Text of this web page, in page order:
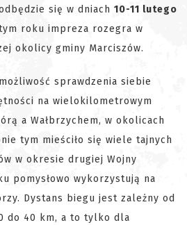
się w dniach 10-11 lutego
roku impreza rozegra w
okolicy gminy Marciszów.
sprawdzenia siebie
na wielokilometrowym
a Wałbrzychem, w okolicach
tym mieściło się wiele tajnych
w okresie drugiej Wojny
pomysłowo wykorzystują na
Dystans biegu jest zależny od
do 40 km, a to tylko dla